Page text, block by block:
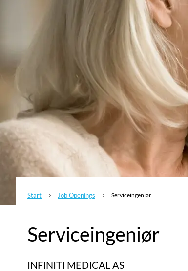
Start 5 Job Openings 5 Serviceingeniør
Serviceingeniør
INFINITI MEDICAL AS